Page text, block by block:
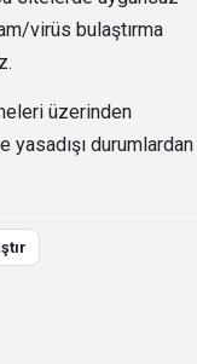
virüs bulaştırma
üzerinden
yasadışı durumlardan